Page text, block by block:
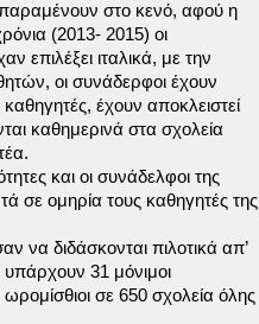
παραμένουν στο κενό, αφού η
(2013- 2015) οι
επιλέξει ιταλικά, με την
οι συνάδερφοι έχουν
έχουν αποκλειστεί
καθημερινά στα σχολεία
και οι συνάδελφοι της
σε ομηρία τους καθηγητές της
να διδάσκονται πιλοτικά απ’
31 μόνιμοι
σε 650 σχολεία όλης